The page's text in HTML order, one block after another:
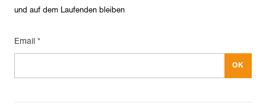
und auf dem Laufenden bleiben
Email *